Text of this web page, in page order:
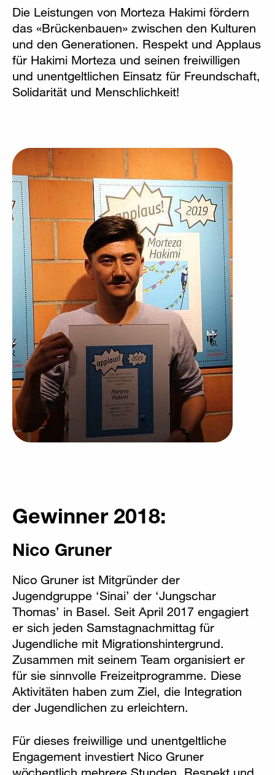
Die Leistungen von Morteza Hakimi fördern
das «Brückenbauen» zwischen den Kulturen
und den Generationen. Respekt und Applaus
für Hakimi Morteza und seinen freiwilligen
und unentgeltlichen Einsatz für Freundschaft,
Solidarität und Menschlichkeit!
Gewinner 2018:
Nico Gruner
Nico Gruner ist Mitgründer der
Jugendgruppe ‘Sinai’ der ‘Jungschar
Thomas’ in Basel. Seit April 2017 engagiert
er sich jeden Samstagnachmittag für
Jugendliche mit Migrationshintergrund.
Zusammen mit seinem Team organisiert er
für sie sinnvolle Freizeitprogramme. Diese
Aktivitäten haben zum Ziel, die Integration
der Jugendlichen zu erleichtern.
Für dieses freiwillige und unentgeltliche
Engagement investiert Nico Gruner